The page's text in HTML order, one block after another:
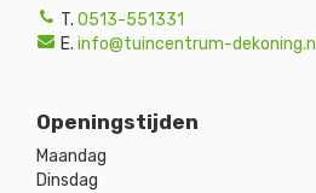
T. 0513-551331
E. info@tuincentrum-dekoning.nl
Openingstijden
Maandag
Dinsdag